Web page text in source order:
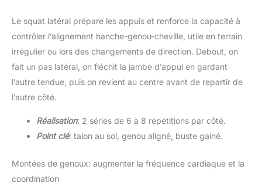
Le squat latéral prépare les appuis et renforce la capacité à
contrôler l’alignement hanche-genou-cheville, utile en terrain
irrégulier ou lors des changements de direction. Debout, on
fait un pas latéral, on fléchit la jambe d’appui en gardant
l’autre tendue, puis on revient au centre avant de repartir de
l’autre côté.
Réalisation: 2 séries de 6 à 8 répétitions par côté.
Point clé: talon au sol, genou aligné, buste gainé.
Montées de genoux: augmenter la fréquence cardiaque et la
coordination